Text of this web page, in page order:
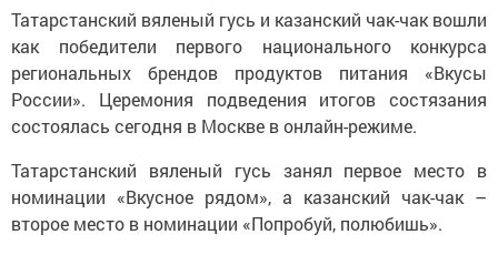
Татарстанский вяленый гусь и казанский чак-чак вошли
как победители первого национального конкурса
региональных брендов продуктов питания «Вкусы
России». Церемония подведения итогов состязания
состоялась сегодня в Москве в онлайн-режиме.
Татарстанский вяленый гусь занял первое место в
номинации «Вкусное рядом», а казанский чак-чак –
второе место в номинации «Попробуй, полюбишь».